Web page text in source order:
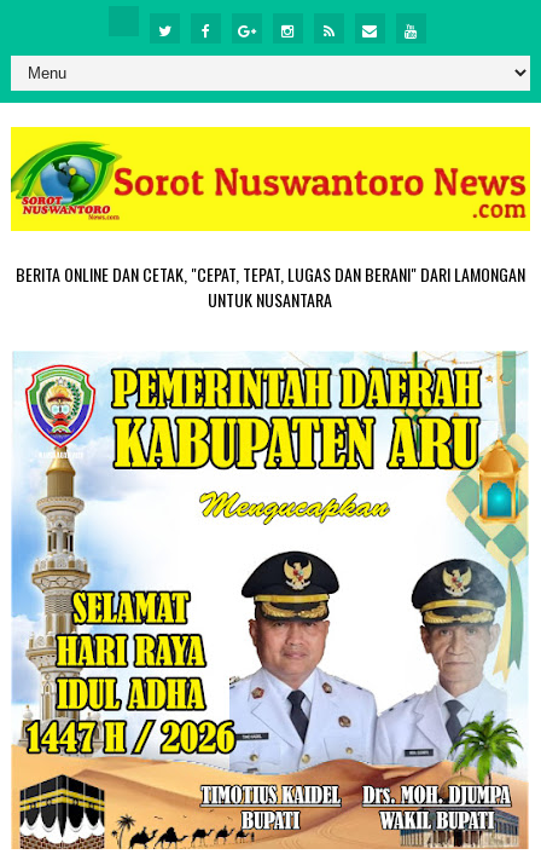
BERITA ONLINE DAN CETAK, "CEPAT, TEPAT, LUGAS DAN BERANI" DARI LAMONGAN
UNTUK NUSANTARA